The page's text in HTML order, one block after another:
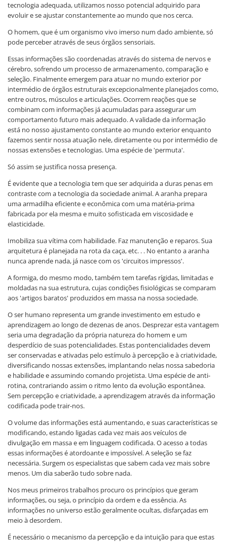
tecnologia adequada, utilizamos nosso potencial adquirido para
evoluir e se ajustar constantemente ao mundo que nos cerca.
O homem, que é um organismo vivo imerso num dado ambiente, só
pode perceber através de seus órgãos sensoriais.
Essas informações são coordenadas através do sistema de nervos e
cérebro, sofrendo um processo de armazenamento, comparação e
seleção. Finalmente emergem para atuar no mundo exterior por
intermédio de órgãos estruturais excepcionalmente planejados como,
entre outros, músculos e articulações. Ocorrem reações que se
combinam com informações já acumuladas para assegurar um
comportamento futuro mais adequado. A validade da informação
está no nosso ajustamento constante ao mundo exterior enquanto
fazemos sentir nossa atuação nele, diretamente ou por intermédio de
nossas extensões e tecnologias. Uma espécie de 'permuta'.
Só assim se justifica nossa presença.
É evidente que a tecnologia tem que ser adquirida a duras penas em
contraste com a tecnologia da sociedade animal. A aranha prepara
uma armadilha eficiente e econômica com uma matéria-prima
fabricada por ela mesma e muito sofisticada em viscosidade e
elasticidade.
Imobiliza sua vítima com habilidade. Faz manutenção e reparos. Sua
arquitetura é planejada na rota da caça, etc. . . No entanto a aranha
nunca aprende nada, já nasce com os 'circuitos impressos'.
A formiga, do mesmo modo, também tem tarefas rígidas, limitadas e
moldadas na sua estrutura, cujas condições fisiológicas se comparam
aos 'artigos baratos' produzidos em massa na nossa sociedade.
O ser humano representa um grande investimento em estudo e
aprendizagem ao longo de dezenas de anos. Desprezar esta vantagem
seria uma degradação da própria natureza do homem e um
desperdício de suas potencialidades. Estas pontencialidades devem
ser conservadas e ativadas pelo estímulo à percepção e à criatividade,
diversificando nossas extensões, implantando nelas nossa sabedoria
e habilidade e assumindo comando projetista. Uma espécie de anti-
rotina, contrariando assim o ritmo lento da evolução espontânea.
Sem percepção e criatividade, a aprendizagem através da informação
codificada pode trair-nos.
O volume das informações está aumentando, e suas características se
modificando, estando ligadas cada vez mais aos veículos de
divulgação em massa e em linguagem codificada. O acesso a todas
essas informações é atordoante e impossível. A seleção se faz
necessária. Surgem os especialistas que sabem cada vez mais sobre
menos. Um dia saberão tudo sobre nada.
Nos meus primeiros trabalhos procuro os princípios que geram
informações, ou seja, o princípio da ordem e da essência. As
informações no universo estão geralmente ocultas, disfarçadas em
meio à desordem.
É necessário o mecanismo da percepção e da intuição para que estas